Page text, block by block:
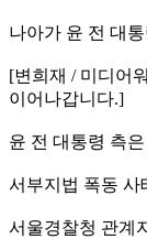
나아가 윤 전 대
[변희재 / 미디어
이어나갑니다.]
윤 전 대통령 측
서부지법 폭동 사
서울경찰청 관계